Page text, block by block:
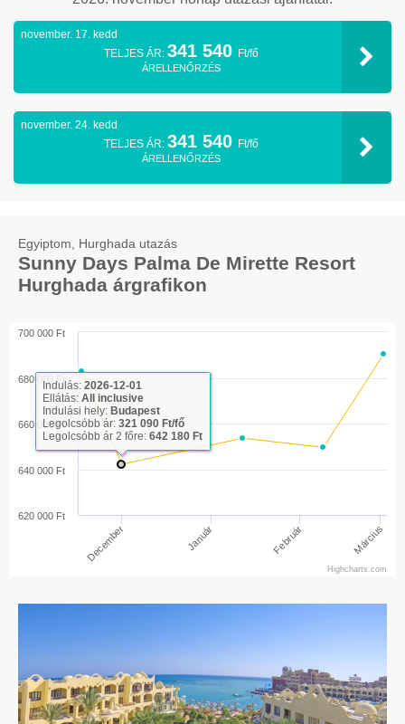
november. 17. kedd
TELJES ÁR: 341 540 Ft/fő
ÁRELLENŐRZÉS
november. 24. kedd
TELJES ÁR: 341 540 Ft/fő
ÁRELLENŐRZÉS
Egyiptom, Hurghada utazás
Sunny Days Palma De Mirette Resort
Hurghada árgrafikon
December Január Február Március
620 000 Ft
640 000 Ft
660 000 Ft
680 000 Ft
700 000 Ft
Highcharts.com
Indulás: 2026-12-01
Ellátás: All inclusive
Indulási hely: Budapest
Legolcsóbb ár: 321 090 Ft/fő
Legolcsóbb ár 2 főre: 642 180 Ft